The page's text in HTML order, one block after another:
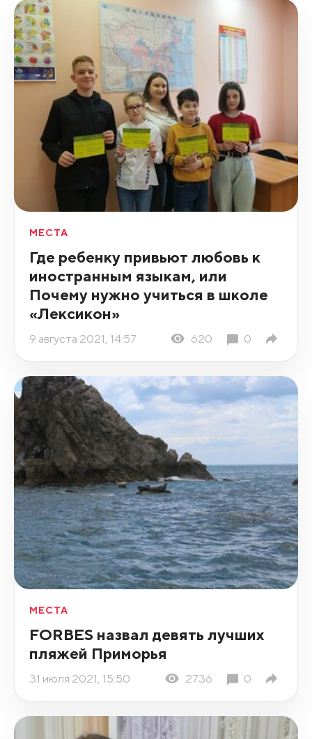
МЕСТА
Где ребенку привьют любовь к
иностранным языкам, или
Почему нужно учиться в школе
«Лексикон»
9 августа 2021, 14:57 620 0
МЕСТА
FORBES назвал девять лучших
пляжей Приморья
31 июля 2021, 15:50 2736 0